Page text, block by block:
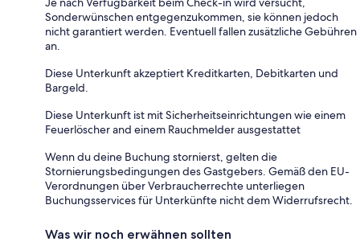
Sonderwünschen entgegenzukommen, sie können jedoch
nicht garantiert werden. Eventuell fallen zusätzliche Gebühren
an.
Diese Unterkunft akzeptiert Kreditkarten, Debitkarten und
Bargeld.
Diese Unterkunft ist mit Sicherheitseinrichtungen wie einem
Feuerlöscher and einem Rauchmelder ausgestattet
Wenn du deine Buchung stornierst, gelten die
Stornierungsbedingungen des Gastgebers. Gemäß den EU-
Verordnungen über Verbraucherrechte unterliegen
Buchungsservices für Unterkünfte nicht dem Widerrufsrecht.
Was wir noch erwähnen sollten